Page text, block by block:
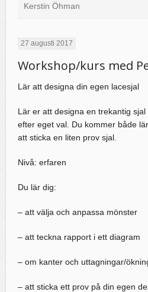
Kerstin Öhman
27 augusti 2017
Workshop/kurs med
Lär att designa din egen lacesjal
Lär er att designa en trekantig
efter eget val. Du kommer både
att sticka en liten prov sjal.
Nivå: erfaren
Du lär dig:
– att välja och anpassa mönster
– att teckna rapport i ett diagram
– om kanter och uttagningar/
– att sticka ett prov på din egen